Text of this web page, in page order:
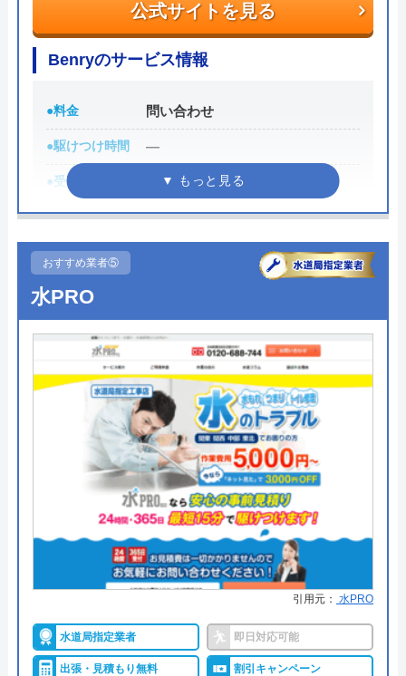
用意されており、トイレのつまり・水漏れは、作業
料金5,280円で対応してもらえます。また、トイレの
リフォームも、格安で依頼することができます。
公式サイトを見る
0120-48-8919
受付時間 24時間
九州水道修理サービスの基本情報
運営会社
代表者 岸正道
創業・設立 2011年
〒806-0067
福岡県北九州市八幡西区引野2丁目8番
1号
対応エリア 九州、山口県
九州水道修理サービスのクチコミ
※クチコミの内容について
公式サイトを見る
Benryのサービス情報
●料金 問い合わせ
●駆けつけ時間 ―
●受付時間
●定休日 ―
●累計実績
●保証・保険
詳細は公式HPでご確認ください
Benryがおすすめの理由
Benry（ベンリー）は、自宅で発生したさまざまな
困りごとを相談できる業者です。具体的な料金を知
りたい場合は、問い合わせが必要です。見積もりは
無料であり、料金や内容に納得できない場合はキャ
ンセルしても構いません。その場合、料金は発生し
ないため安心です。
深夜や早朝にも対応していますが、追加料金が発生
に現金払いであるため、依頼する際は手元に現金を
用意しておく必要があります。
おすすめ業者⑤
水PRO
引用元： 水PRO
水道局指定業者 即日対応可能
出張・見積もり無料 割引キャンペーン